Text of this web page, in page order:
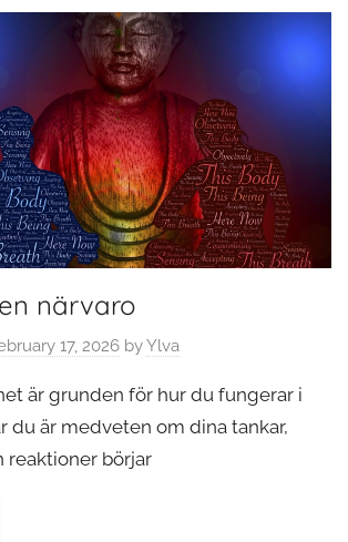
närvaro
17, 2026 byYlva
är grunden för hur du fungerar i
du är medveten om dina tankar,
reaktioner börjar